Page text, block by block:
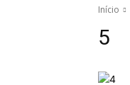
Início
5